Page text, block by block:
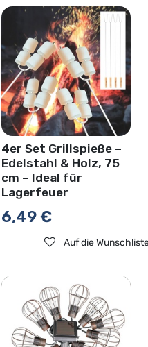
4er Set Grillspieße –
Edelstahl & Holz, 75
cm – Ideal für
Lagerfeuer
6,49€
Auf die